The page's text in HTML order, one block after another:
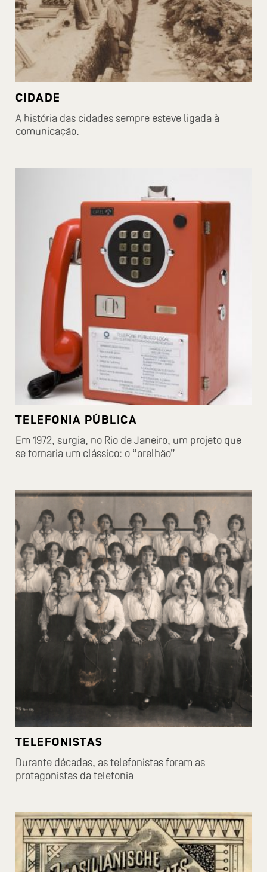
CIDADE
A história das cidades sempre esteve ligada à
comunicação.
TELEFONIA PÚBLICA
Em 1972, surgia, no Rio de Janeiro, um projeto que
se tornaria um clássico: o “orelhão”.
TELEFONISTAS
Durante décadas, as telefonistas foram as
protagonistas da telefonia.